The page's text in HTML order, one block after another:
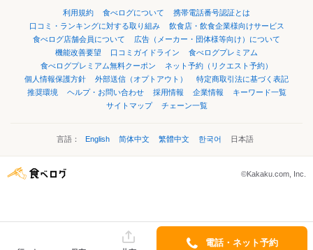
利用規約 食べログについて
携帯電話番号認証とは
口コミ・ランキングに対する取り組み
飲食店・飲食企業様向けサービス
食べログ店舗会員について
広告（メーカー・団体様等向け）について
機能改善要望
口コミガイドライン
食べログプレミアム
食べログプレミアム無料クーポン
ネット予約（リクエスト予約）
個人情報保護方針
外部送信（オプトアウト）
特定商取引法に基づく表記
推奨環境
ヘルプ・お問い合わせ 採用情報 企業情報
キーワード一覧
サイトマップ
チェーン一覧
言語： English 简体中文 繁體中文 한국어 日本語
©Kakaku.com, Inc.
電話・ネット予約